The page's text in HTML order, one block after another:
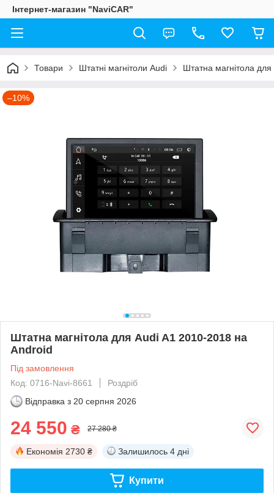
Інтернет-магазин "NaviCAR"
Товари Штатні магнітоли Audi Штатна магнітола
–10%
Штатна магнітола для Audi A1 2010-2018 на
Android
Під замовлення
Код: 0716-Navi-8661
Роздріб
Відправка з 20 серпня 2026
24 550 ₴ 27 280 ₴
Економія 2730 ₴ Залишилось 4 дні
Купити